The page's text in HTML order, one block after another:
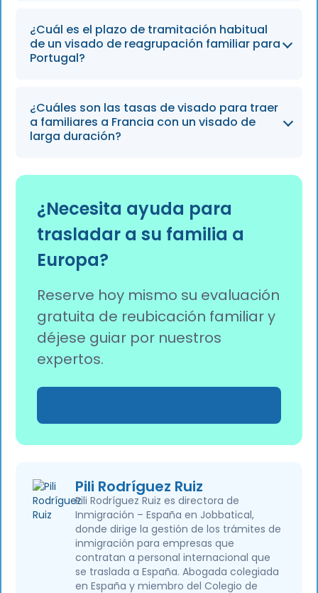
Sí, los cónyuges que se trasladan a Alemania
suelen tener que presentar un certificado de
alemán de nivel A1 como parte del proceso
¿Cuál es el plazo de tramitación habitual
de un visado de reagrupación familiar para
Portugal?
En 2026, el plazo de tramitación previsto para
la reagrupación familiar a través del SEF en
Portugal oscila entre 60 y 90 días.
¿Cuáles son las tasas de visado para traer
a familiares a Francia con un visado de
larga duración?
Las tasas para los visados franceses de larga
duración destinados a familiares
acompañantes ascienden aproximadamente
a 99 € por solicitante, y la tramitación suele
¿Necesita ayuda para
trasladar a su familia a
Europa?
Reserve hoy mismo su evaluación
gratuita de reubicación familiar y
déjese guiar por nuestros
expertos.
Pili Rodríguez Ruiz
Pili Rodríguez Ruiz es directora de
Inmigración – España en Jobbatical,
donde dirige la gestión de los trámites de
inmigración para empresas que
contratan a personal internacional que
se traslada a España. Abogada colegiada
en España y miembro del Colegio de